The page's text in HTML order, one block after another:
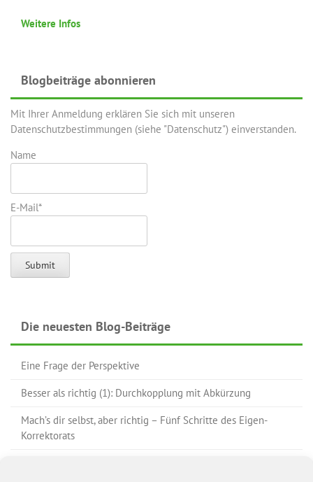
Weitere Infos
Blogbeiträge abonnieren
Mit Ihrer Anmeldung erklären Sie sich mit unseren
Datenschutzbestimmungen (siehe "Datenschutz") einverstanden.
Name
E-Mail*
Die neuesten Blog-Beiträge
Eine Frage der Perspektive
Besser als richtig (1): Durchkopplung mit Abkürzung
Mach’s dir selbst, aber richtig – Fünf Schritte des Eigen-
Korrektorats